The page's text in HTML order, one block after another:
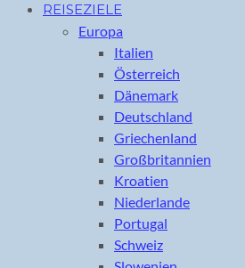
REISEZIELE
Europa
Italien
Österreich
Dänemark
Deutschland
Griechenland
Großbritannien
Kroatien
Niederlande
Portugal
Schweiz